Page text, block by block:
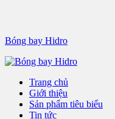
Bóng bay Hidro
Trang chủ
Giới thiệu
Sản phẩm tiêu biểu
Tin tức